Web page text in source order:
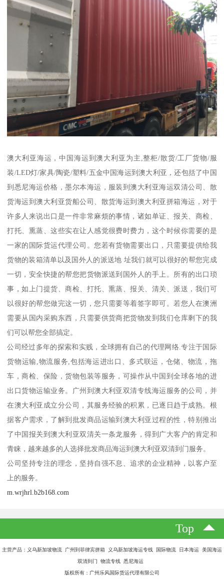
澳大利亚海运，中国海运到澳大利亚为主,整柜/散货/工厂货物/服
装/LED灯/家具/陶瓷/塑料/五金中国海运到澳大利亚，还包括了中国
到悉尼海运价格，墨尔本海运，服装到澳大利亚海运双清公司、散
货海运到澳大利亚货船公司、散货海运到澳大利亚拼箱海运，对于
许多人来说出口是一件非常麻烦的事情，诸如单证、报关、商检、
打托、熏蒸、这些实在让人感觉很费时费力，这个时候你需要的是
一家的国际货运代理公司。您若有货物需要出口，只需要提供给我
货物的装箱清单以及国外人的派送地 址我们就可以很好的帮您完成
一切，安全快捷的帮您把货物派送到国外人的手上。所有的出口琐
事，如上门提货、商检、打托、熏蒸、报关、清关、派送，我们可
以很好的帮您做完这一切，您只需要等着签字即可。若您人在澳洲
需要从国内采购东西，只需要供货商把货物发到我们仓库剩下的我
们可以帮您全部搞定。
公司经过多年的探索和实贱，全球拥有自己的代理网络.专注于国际
货物运输,物流服务,包括海运进出口、多式联运，仓储、物流，拖
车，商检、保险，货物包装等服务，可操作从中国到全球各地的进
出口货物运输业务。广州到澳大利亚双清专线海运服务的公司，并
在澳大利亚成立分公司，其服务经验的积累，已逐日趋于成熟。根
据客户需求，了解到批发商品运输到澳大利亚过程的性，特别推出
了中国报关到澳大利亚双清关一条龙服务，得到广大客户的肯定和
青睐，越来越多的人选择批发商品海运到澳大利亚双清到门服务。
公司坚持专注的理念，坚持自强不息、追求的企业精神，以客户至
上的服务。
m.wrjhrl.b2b168.com
Top
主营产品：义乌新加坡物流 广州到菲律宾拼箱 义乌新加坡海运专线 国际物流 日本海运 美国海运
双清到门 物流专线 悉尼海运
版权所有：广州乐风国际货运代理有限公司